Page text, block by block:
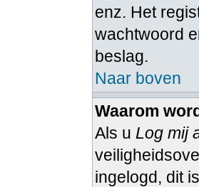
enz. Het
wachtwoord
beslag.
Naar boven
Waarom
Als u Log mij
ingelogd, dit